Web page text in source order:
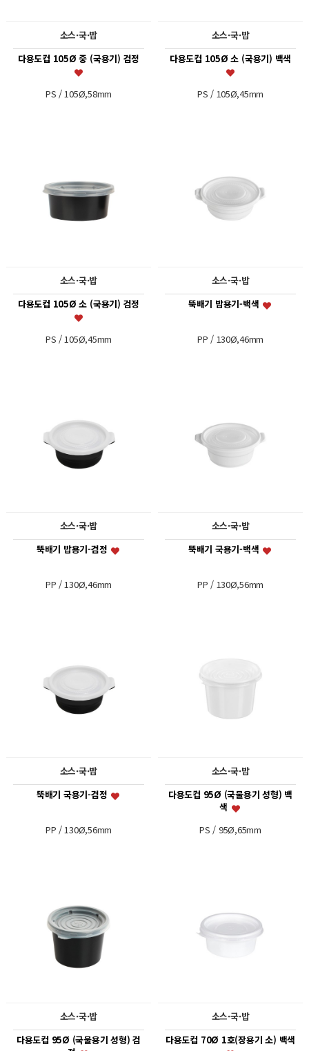
소스·국·밥
다용도컵 105Ø 중 (국용기) 검정
PS / 105Ø,58mm
소스·국·밥
다용도컵 105Ø 소 (국용기) 백색
PS / 105Ø,45mm
소스·국·밥
다용도컵 105Ø 소 (국용기) 검정
PS / 105Ø,45mm
소스·국·밥
뚝배기 밥용기-백색
PP / 130Ø,46mm
소스·국·밥
뚝배기 밥용기-검정
PP / 130Ø,46mm
소스·국·밥
뚝배기 국용기-백색
PP / 130Ø,56mm
소스·국·밥
뚝배기 국용기-검정
PP / 130Ø,56mm
소스·국·밥
다용도컵 95Ø (국물용기 성형) 백
색
PS / 95Ø,65mm
소스·국·밥
다용도컵 95Ø (국물용기 성형) 검
소스·국·밥
다용도컵 70Ø 1호(장용기 소) 백색